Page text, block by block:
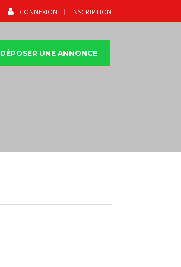
CONNEXION INSCRIPTION
DÉPOSER UNE ANNONCE